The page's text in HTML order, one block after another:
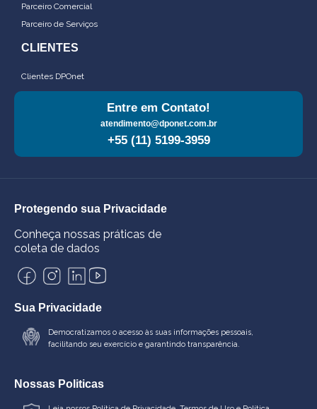
Parceiro Comercial
Parceiro de Serviços
CLIENTES
Clientes DPOnet
Entre em Contato!
atendimento@dponet.com.br
+55 (11) 5199-3959
Protegendo sua Privacidade
Conheça nossas práticas de
coleta de dados
Sua Privacidade
Democratizamos o acesso às suas informações pessoais,
facilitando seu exercício e garantindo transparência.
Nossas Politicas